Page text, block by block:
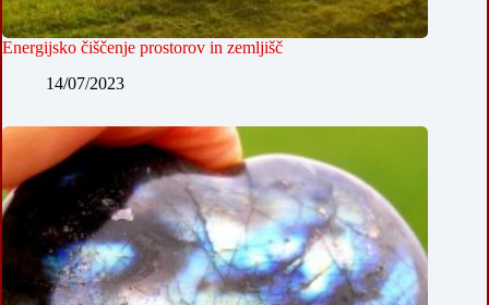
Energijsko čiščenje prostorov in zemljišč
14/07/2023